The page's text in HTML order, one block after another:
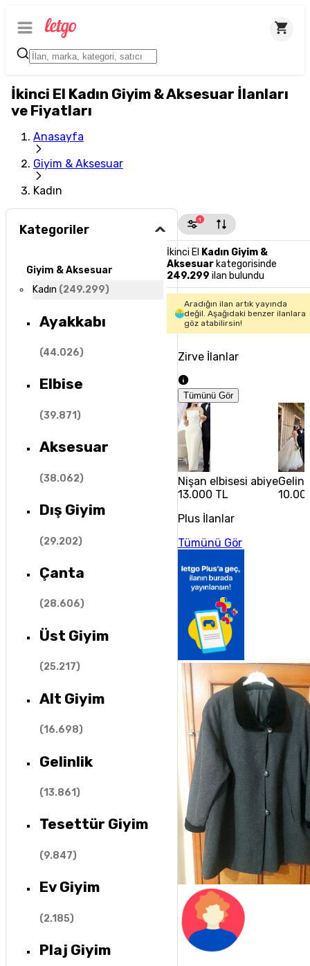
İkinci El Kadın Giyim & Aksesuar İlanları
ve Fiyatları
Anasayfa
Giyim & Aksesuar
Kadın
Kategoriler
Giyim & Aksesuar
Kadın (249.299)
Ayakkabı
(44.026)
Elbise
(39.871)
Aksesuar
(38.062)
Dış Giyim
(29.202)
Çanta
(28.606)
Üst Giyim
(25.217)
Alt Giyim
(16.698)
Gelinlik
(13.861)
Tesettür Giyim
(9.847)
Ev Giyim
(2.185)
Plaj Giyim
1
İkinci El Kadın Giyim &
Aksesuarkategorisinde
249.299 ilan bulundu
Aradığın ilan artık yayında
değil. Aşağıdaki benzer ilanlara
göz atabilirsin!
Zirve İlanlar
Tümünü Gör
Nişan elbisesi abiye
13.000 TL
Plus İlanlar
Tümünü Gör